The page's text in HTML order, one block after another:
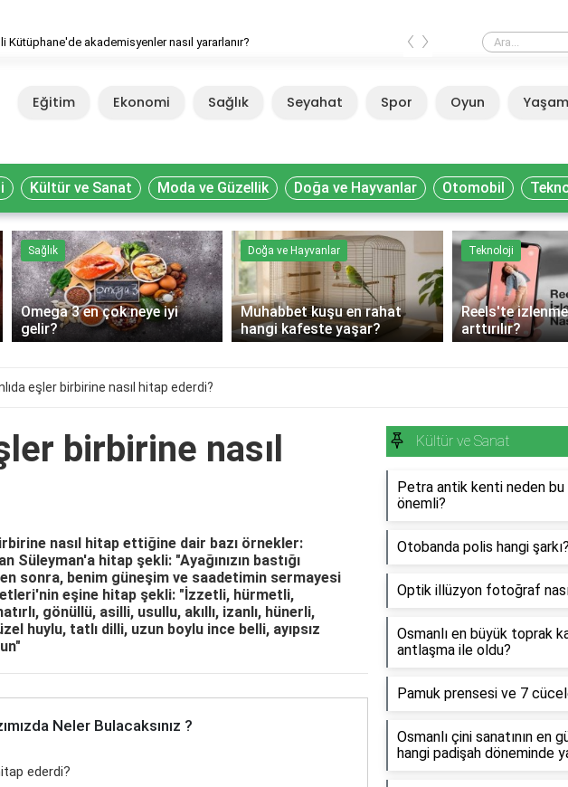
Kütüphane'de akademisyenler nasıl yararlanır? Milli Kütüphane'de
‹ ›
Eğitim Ekonomi Sağlık Seyahat Spor Oyun Yaşam
Kültür ve Sanat Moda ve Güzellik Doğa ve Hayvanlar Otomobil
Sağlık
Omega 3 en çok neye iyi
gelir?
Doğa ve Hayvanlar
Muhabbet kuşu en rahat
hangi kafeste yaşar?
Teknoloji
Reels'te izlenme
arttırılır?
eşler birbirine nasıl hitap ederdi?
birbirine nasıl
nasıl hitap ettiğine dair bazı örnekler:
Süleyman'a hitap şekli: "Ayağınızın bastığı
sonra, benim güneşim ve saadetimin sermayesi
eşine hitap şekli: "İzzetli, hürmetli,
gönüllü, asilli, usullu, akıllı, izanlı, hünerli,
huylu, tatlı dilli, uzun boylu ince belli, ayıpsız
Neler Bulacaksınız ?
ederdi?
Kültür ve Sanat
Petra antik kenti neden bu
önemli?
Otobanda polis hangi şarkı?
Optik illüzyon fotoğraf
Osmanlı en büyük toprak
antlaşma ile oldu?
Pamuk prensesi ve 7
Osmanlı çini sanatının en
hangi padişah döneminde